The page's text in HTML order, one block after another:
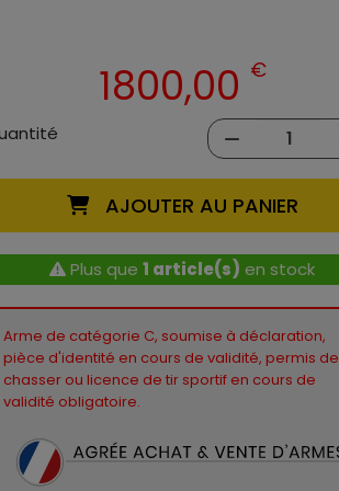
1800,00 €
AJOUTER AU PANIER
Plus que 1 article(s) en stock
Arme de catégorie C, soumise à déclaration,
pièce d'identité en cours de validité, permis de
chasser ou licence de tir sportif en cours de
validité obligatoire.